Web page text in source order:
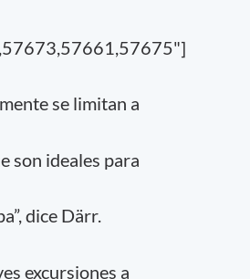
se limitan a
son ideales para
dice Därr.
excursiones a